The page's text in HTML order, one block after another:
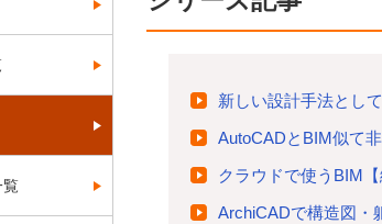
新しい設計手法とし
AutoCADとBIM似て
クラウドで使うBIM
ArchiCADで構造図・
覧